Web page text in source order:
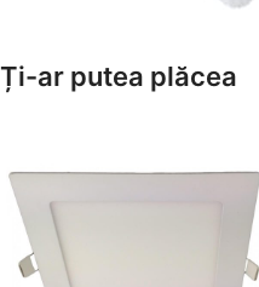
Suporți Hârtie
Ți-ar putea plăcea